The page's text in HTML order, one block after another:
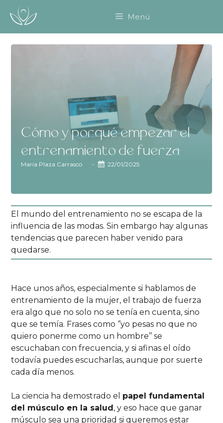
Saltar
Menú
Cómo y porqué empezar el
entrenamiento de fuerza
María Plaza Carrasco - 22/01/2025
El mundo del entrenamiento no se escapa de la
influencia de las modas. Sin embargo hay algunas
tendencias que parecen haber venido para
quedarse.
Hace unos años, especialmente si hablamos de
entrenamiento de la mujer, el trabajo de fuerza
era algo que no solo no se tenía en cuenta, sino
que se temía. Frases como ‘’yo pesas no que no
quiero ponerme como un hombre’’ se
escuchaban con frecuencia, y si afinas el oído
todavía puedes escucharlas, aunque por suerte
cada día menos.
La ciencia ha demostrado el papel fundamental
del músculo en la salud, y eso hace que ganar
músculo sea una prioridad si queremos estar